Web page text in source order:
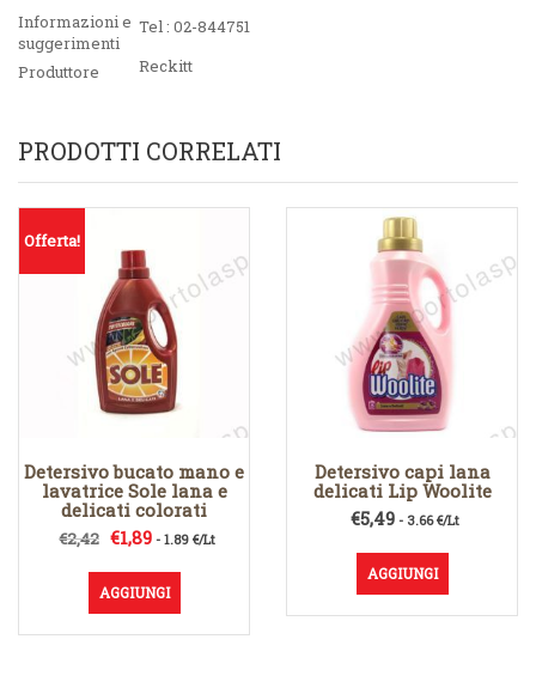
Informazioni e
suggerimenti
Tel : 02-844751
Produttore Reckitt
PRODOTTI CORRELATI
Offerta!
Detersivo bucato mano e
lavatrice Sole lana e
delicati colorati
€2,42 Il
originale
era:
€2,42.
€1,89Il
attuale
è:
€1,89.
- 1.89 €/Lt
AGGIUNGI
Detersivo capi lana
delicati Lip Woolite
€5,49 - 3.66 €/Lt
AGGIUNGI